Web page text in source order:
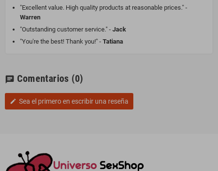
"Excellent value. High quality products at reasonable prices." -
Warren
"Outstanding customer service." - Jack
"You're the best! Thank you!" - Tatiana
chat Comentarios (0)
edit Sea el primero en escribir una reseña